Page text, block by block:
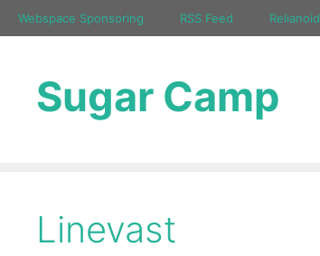
Zum
Inhalt
Webspace Sponsoring RSS Feed Relianoid
Sugar Camp
Linevast